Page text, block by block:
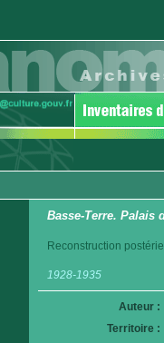
Basse-Terre. Palais
Reconstruction
1928-1935
Auteur :
Territoire :